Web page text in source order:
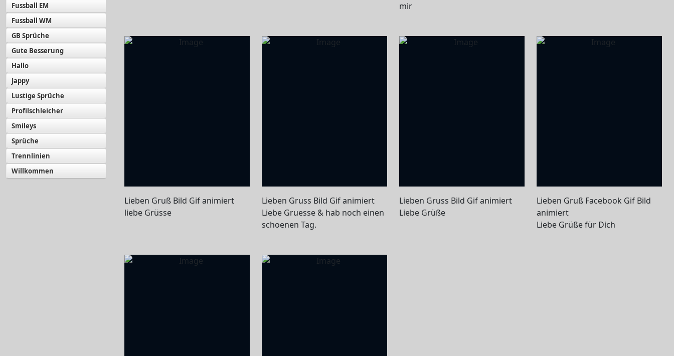
Fussball EM
Fussball WM
GB Sprüche
Gute Besserung
Hallo
Jappy
Lustige Sprüche
Profilschleicher
Smileys
Sprüche
Trennlinien
Willkommen
mir
Lieben Gruß Bild Gif animiert
liebe Grüsse
Lieben Gruss Bild Gif animiert
Liebe Gruesse & hab noch einen
schoenen Tag.
Lieben Gruss Bild Gif animiert
Liebe Grüße
Lieben Gruß Facebook Gif Bild
animiert
Liebe Grüße für Dich